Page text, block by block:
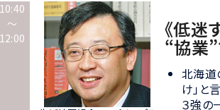
10:40
～
12:00
《低迷
“協業
北海道
け」と
３強の